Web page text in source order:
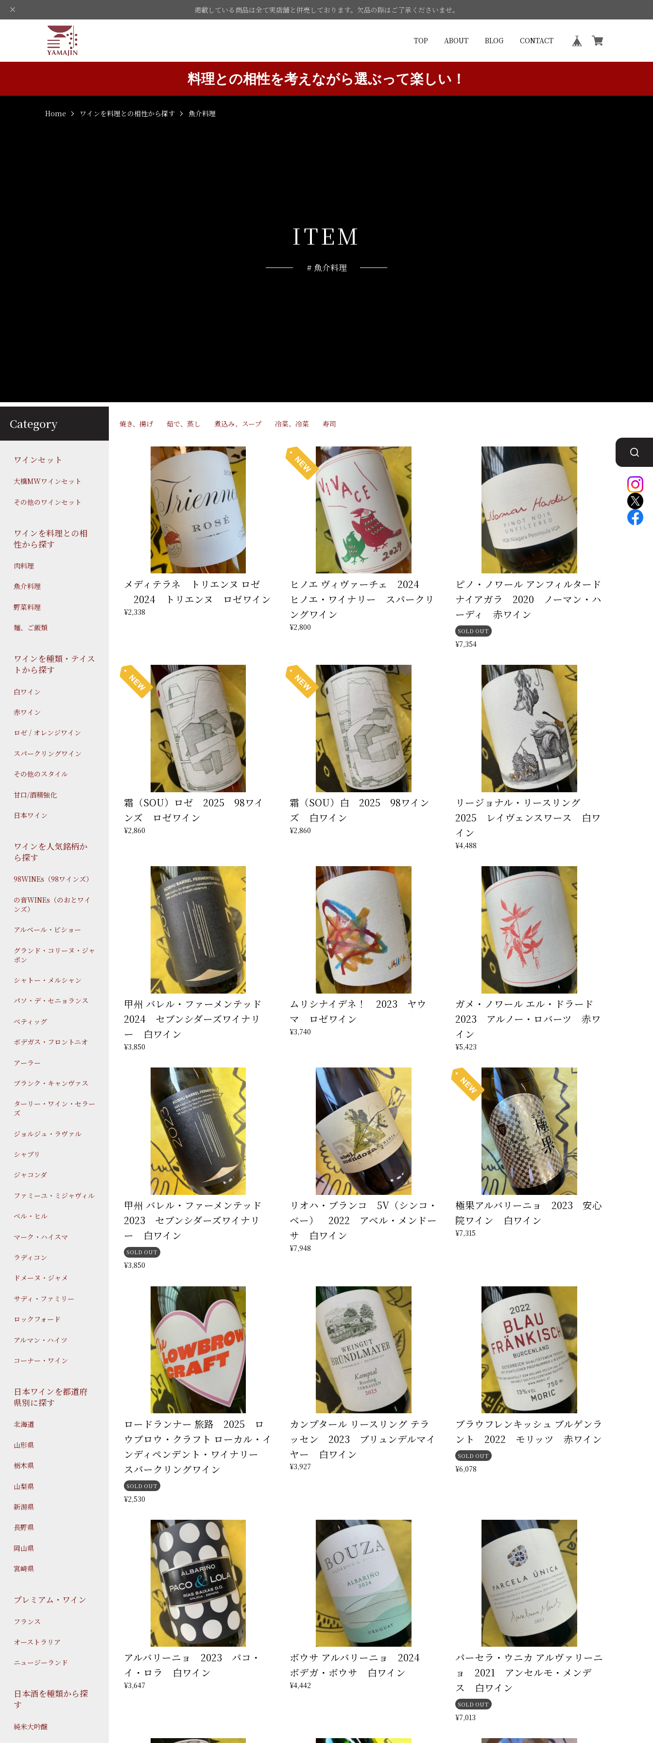
掲載している商品は全て実店舗と併売しております。欠品の際はご了承くださいませ。
TOP ABOUT BLOG CONTACT
料理との相性を考えながら選ぶって楽しい！
ITEM
# 魚介料理
Home ワインを料理との相性から探す 魚介料理
Category
ワインセット
大橋MWワインセット
その他のワインセット
ワインを料理との相
性から探す
肉料理
魚介料理
野菜料理
麺、ご飯類
ワインを種類・テイス
トから探す
白ワイン
赤ワイン
ロゼ / オレンジワイン
スパークリングワイン
その他のスタイル
甘口/酒精強化
日本ワイン
ワインを人気銘柄か
ら探す
98WINEs（98ワインズ）
の音WINEs（のおとワイ
ンズ）
アルベール・ビショー
グランド・コリーヌ・ジャ
ポン
シャトー・メルシャン
パソ・デ・セニョランス
ベティッグ
ボデガス・フロントニオ
アーラー
ブランク・キャンヴァス
ターリー・ワイン・セラー
ズ
ジョルジュ・ラヴァル
シャブリ
ジャコンダ
ファミーユ・ミジャヴィル
ベル・ヒル
マーク・ハイスマ
ラディコン
ドメーヌ・ジャメ
サディ・ファミリー
ロックフォード
アルマン・ハイツ
コーナー・ワイン
日本ワインを都道府
県別に探す
北海道
山形県
栃木県
山梨県
新潟県
長野県
岡山県
宮崎県
プレミアム・ワイン
フランス
オーストラリア
ニュージーランド
日本酒を種類から探
す
純米大吟醸
焼き、揚げ 茹で、蒸し 煮込み、スープ 冷菜、冷菜 寿司
メディテラネ トリエンヌ ロゼ
2024 トリエンヌ ロゼワイン
¥2,338
ヒノエ ヴィヴァーチェ 2024
ヒノエ・ワイナリー スパークリ
ングワイン
¥2,800
ピノ・ノワール アンフィルタード
ナイアガラ 2020 ノーマン・ハ
ーディ 赤ワイン
SOLD OUT
¥7,354
霜（SOU）ロゼ 2025 98ワイ
ンズ ロゼワイン
¥2,860
霜（SOU）白 2025 98ワイン
ズ 白ワイン
¥2,860
リージョナル・リースリング
2025 レイヴェンスワース 白ワ
イン
¥4,488
甲州 バレル・ファーメンテッド
2024 セブンシダーズワイナリ
ー 白ワイン
¥3,850
ムリシナイデネ！ 2023 ヤウ
マ ロゼワイン
¥3,740
ガメ・ノワール エル・ドラード
2023 アルノー・ロバーツ 赤ワ
イン
¥5,423
甲州 バレル・ファーメンテッド
2023 セブンシダーズワイナリ
ー 白ワイン
SOLD OUT
¥3,850
リオハ・ブランコ 5V（シンコ・
ベー） 2022 アベル・メンドー
サ 白ワイン
¥7,948
極果アルバリーニョ 2023 安心
院ワイン 白ワイン
¥7,315
ロードランナー 旅路 2025 ロ
ウブロウ・クラフト ローカル・イ
ンディペンデント・ワイナリー
スパークリングワイン
SOLD OUT
¥2,530
カンプタール リースリング テラ
ッセン 2023 ブリュンデルマイ
ヤー 白ワイン
¥3,927
ブラウフレンキッシュ ブルゲンラ
ント 2022 モリッツ 赤ワイン
SOLD OUT
¥6,078
アルバリーニョ 2023 パコ・
イ・ロラ 白ワイン
¥3,647
ボウサ アルバリーニョ 2024
ボデガ・ボウサ 白ワイン
¥4,442
パーセラ・ウニカ アルヴァリーニ
ョ 2021 アンセルモ・メンデ
ス 白ワイン
SOLD OUT
¥7,013